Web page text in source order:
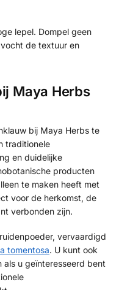
lepel. Dompel geen
de textuur en
Maya Herbs
bij Maya Herbs te
traditionele
en duidelijke
producten
te maken heeft met
voor de herkomst, de
verbonden zijn.
vervaardigd
tomentosa. U kunt ook
als u geïnteresseerd bent